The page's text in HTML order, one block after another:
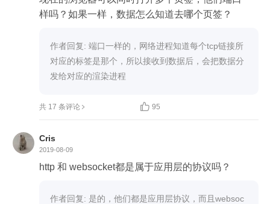
样吗？如果一样，数据怎么知道去哪个页签？
作者回复: 端口一样的，网络进程知道每个tcp链接所
对应的标签是那个，所以接收到数据后，会把数据分
发给对应的渲染进程
共 17 条评论  95
Cris
2019-08-09
http 和 websocket都是属于应用层的协议吗？
作者回复: 是的，他们都是应用层协议，而且websoc